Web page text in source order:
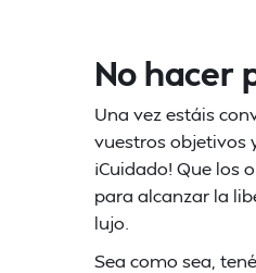
No hacer
Una vez estáis
vuestros objetivos
¡Cuidado! Que los
para alcanzar la
lujo.
Sea como sea,